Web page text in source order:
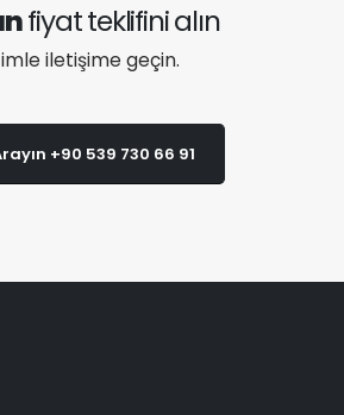
fiyat teklifini alın
iletişime geçin.
+90 539 730 66 91